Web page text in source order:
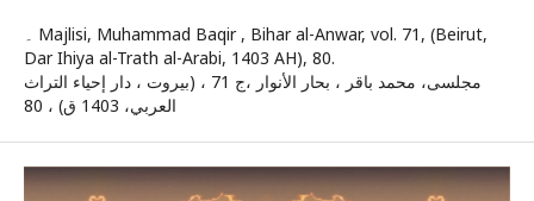
۔ Majlisi, Muhammad Baqir , Bihar al-Anwar, vol. 71, (Beirut,
Dar Ihiya al-Trath al-Arabi, 1403 AH), 80.
مجلسى، محمد باقر ‏، بحار الأنوار ،ج 71 ، (بيروت ، دار إحياء التراث
العربي‏، 1403 ق) ، 80